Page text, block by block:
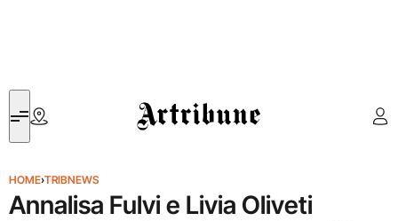
Artribune
HOME›TRIBNEWS
Annalisa Fulvi e Livia Oliveti